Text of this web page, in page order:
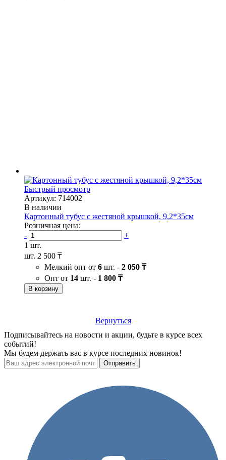
Быстрый просмотр
Артикул: 714002
В наличии
Картонный тубус с жестяной крышкой, 9,2*35см
Розничная цена:
-
+
1 шт.
шт. 2 500 ₸
Мелкий опт от 6 шт. - 2 050 ₸
Опт от 14 шт. - 1 800 ₸
В корзину
Вернуться
Подписывайтесь на новости и акции, будьте в курсе всех
событий!
Мы будем держать вас в курсе последних новинок!